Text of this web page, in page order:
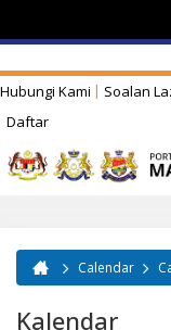
Hubungi Kami Soalan
Daftar
Anda di sini
Calendar
Kalendar